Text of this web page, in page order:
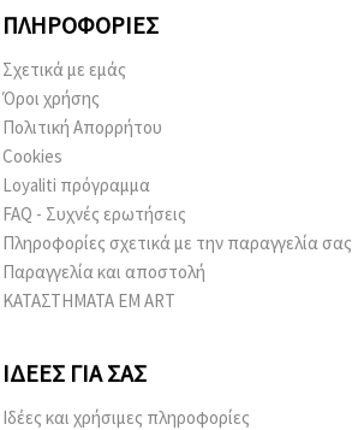
ΠΛΗΡΟΦΟΡΊΕΣ
Σχετικά με εμάς
Όροι χρήσης
Πολιτική Απορρήτου
Cookies
Loyaliti πρόγραμμα
FAQ - Συχνές ερωτήσεις
Πληροφορίες σχετικά με την παραγγελία σας
Παραγγελία και αποστολή
ΚΑΤΑΣΤΗΜΑΤΑ EM ART
ΙΔΈΕΣ ΓΙΑ ΣΑΣ
Ιδέες και χρήσιμες πληροφορίες